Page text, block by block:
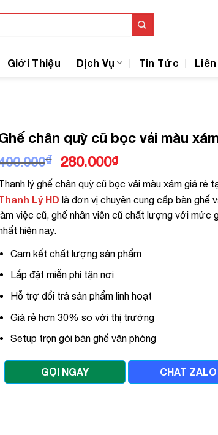
Giới Thiệu Dịch Vụ Tin Tức Liên
chân quỳ cũ bọc vải màu
₫
Giá
là:
400.000₫.
280.000₫Giá
tại
là:
280.000₫.
lý ghế chân quỳ cũ bọc vải màu xám giá rẻ
Lý HD là đơn vị chuyên cung cấp bàn ghế
việc cũ, ghế nhân viên cũ chất lượng với mức
hiện nay.
Cam kết chất lượng sản phẩm
Lắp đặt miễn phí tận nơi
Hỗ trợ đổi trả sản phẩm linh hoạt
Giá rẻ hơn 30% so với thị trường
Setup trọn gói bàn ghế văn phòng
GỌI NGAY CHAT ZALO